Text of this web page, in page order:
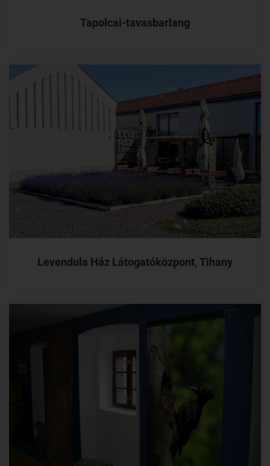
Tapolcai-tavasbarlang
Levendula Ház Látogatóközpont, Tihany